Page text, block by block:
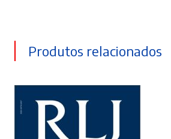
Produtos relacionados